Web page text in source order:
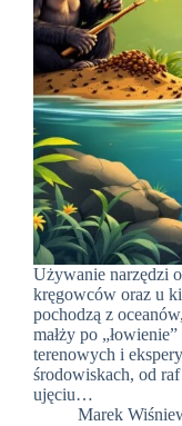
Używanie narzędzi
kręgowców oraz u
pochodzą z
małży po
terenowych i
środowiskach, od
ujęciu…
Marek